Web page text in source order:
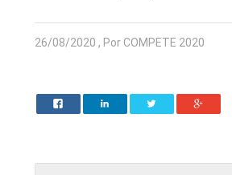
26/08/2020 , Por COMPETE 2020